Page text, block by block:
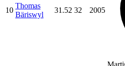
10
Thomas
Bäriswyl
31.52 32 2005